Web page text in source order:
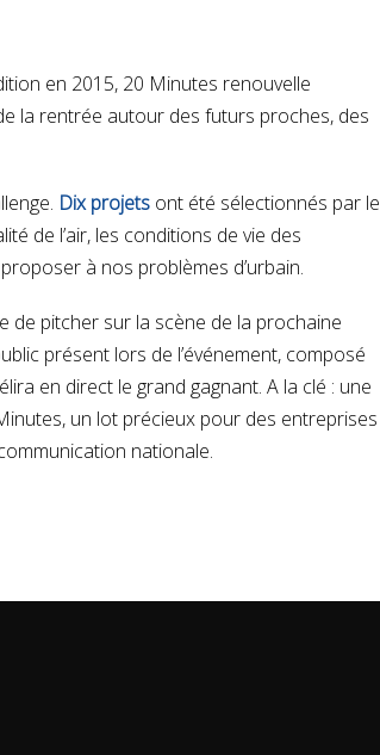
en 2015, 20 Minutes renouvelle
la rentrée autour des futurs proches, des
Dix projets ont été sélectionnés par le
de l’air, les conditions de vie des
à nos problèmes d’urbain.
de pitcher sur la scène de la prochaine
présent lors de l’événement, composé
en direct le grand gagnant. A la clé : une
un lot précieux pour des entreprises
nationale.